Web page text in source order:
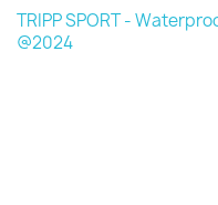
TRIPP SPORT -
@2024